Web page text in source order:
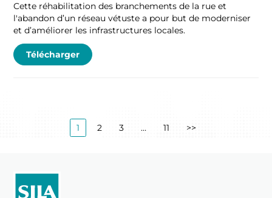
Cette réhabilitation des branchements de la rue et
l'abandon d’un réseau vétuste a pour but de moderniser
et d’améliorer les infrastructures locales.
Télécharger
1 2 3 … 11 >>